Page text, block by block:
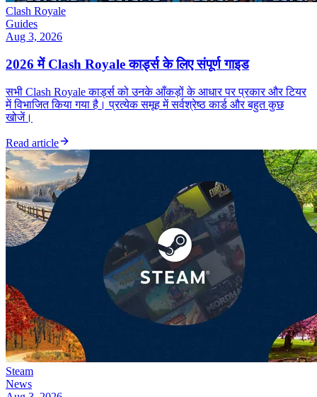
Clash Royale
Guides
Aug 3, 2026
2026 में Clash Royale कार्ड्स के लिए संपूर्ण गाइड
सभी Clash Royale कार्ड्स को उनके आँकड़ों के आधार पर प्रकार और टियर
में विभाजित किया गया है। प्रत्येक समूह में सर्वश्रेष्ठ कार्ड और बहुत कुछ
खोजें।
Read article
Steam
News